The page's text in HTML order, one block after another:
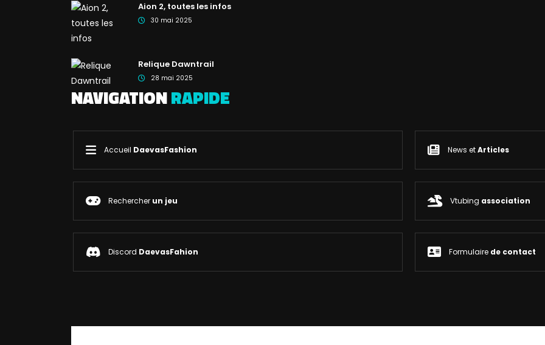
Aion 2, toutes les infos
30 mai 2025
Relique Dawntrail
28 mai 2025
NAVIGATIONRAPIDE
Accueil DaevasFashion News etArticles
Rechercher un jeu Vtubing association
Discord DaevasFahion Formulaire de contact